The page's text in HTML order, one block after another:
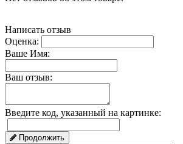
Написать отзыв
Оценка:
Ваше Имя:
Ваш отзыв:
Введите код, указанный на картинке:
Продолжить